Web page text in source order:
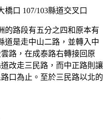
口 107/103縣道交叉口
的路段有五分之四和原本有
道是走中山二路，並轉入中
路，在成泰路右轉接回原
改走三民路，而中正路則讓
口為止。至於三民路以北的